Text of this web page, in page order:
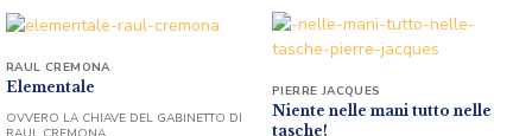
Elementale
RAUL CREMONA
OVVERO LA CHIAVE DEL GABINETTO DI
Niente nelle mani tutto nelle
tasche!
PIERRE JACQUES